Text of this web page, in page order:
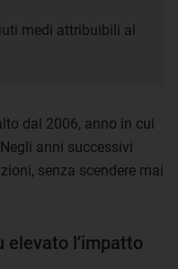
medi attribuibili al
dal 2006, anno in cui
anni successivi
senza scendere mai
elevato l’impatto